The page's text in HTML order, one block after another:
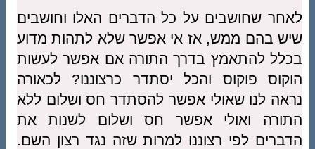
לאחר שחושבים על כל הדברים האלו וחושבים
שיש בהם ממש, אז אי אפשר שלא לתהות מדוע
בכלל להתאמץ בדרך התורה אם אפשר לעשות
הוקוס פוקוס והכל יסתדר כרצוננו? לכאורה
נראה לנו שאולי אפשר להסתדר חס ושלום ללא
התורה ואולי אפשר חס ושלום לשנות את
הדברים לפי רצוננו למרות שזה נגד רצון השם.